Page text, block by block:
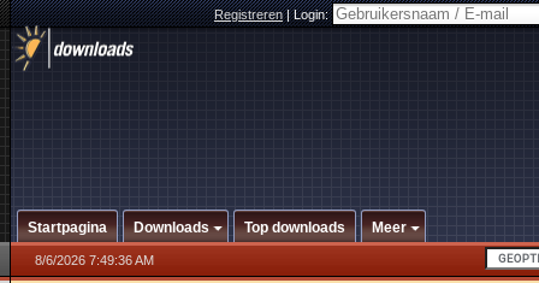
Registreren|Login:
Startpagina Downloads Top downloads Meer
8/6/2026 7:49:36 AM